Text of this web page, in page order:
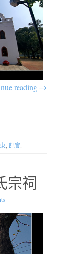
reading →
, 記實.
宗祠